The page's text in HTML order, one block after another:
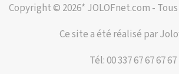
Copyright © 2026* JOLOFnet.com -
Ce site a été réalisé par
Tél: 00 337 67 67 67 67